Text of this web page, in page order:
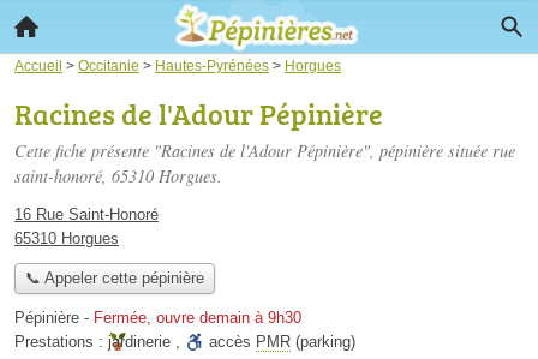
Accueil > Occitanie > Hautes-Pyrénées > Horgues
Racines de l'Adour Pépinière
Cette fiche présente "Racines de l'Adour Pépinière", pépinière située rue
saint-honoré, 65310 Horgues.
16 Rue Saint-Honoré
65310 Horgues
📞 Appeler cette pépinière
Pépinière - Fermée, ouvre demain à 9h30
Prestations : jardinerie , accès PMR (parking)